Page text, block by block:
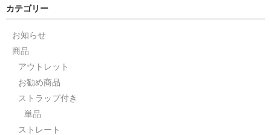
アウトレット
お問い合わせ
カテゴリー
お知らせ
商品
アウトレット
お勧め商品
ストラップ付き
単品
ストレート